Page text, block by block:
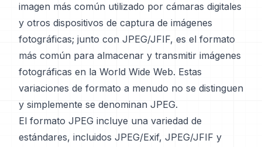
imagen más común utilizado por cámaras digitales
y otros dispositivos de captura de imágenes
fotográficas; junto con JPEG/JFIF, es el formato
más común para almacenar y transmitir imágenes
fotográficas en la World Wide Web. Estas
variaciones de formato a menudo no se distinguen
y simplemente se denominan JPEG.
El formato JPEG incluye una variedad de
estándares, incluidos JPEG/Exif, JPEG/JFIF y